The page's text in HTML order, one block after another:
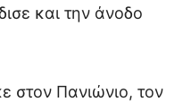
και την άνοδο
στον Πανιώνιο, τον